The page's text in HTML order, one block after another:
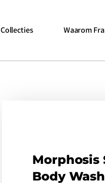
Collecties Waarom
Morphosis
Body Wash